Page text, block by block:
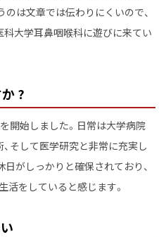
は文章では伝わりにくいので、
科大学耳鼻咽喉科に遊びに来てい
?
開始しました。日常は大学病院
そして医学研究と非常に充実し
がしっかりと確保されており、
活をしていると感じます。